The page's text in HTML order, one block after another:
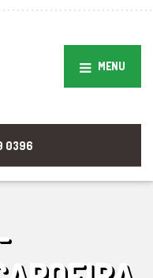
MENU
0396